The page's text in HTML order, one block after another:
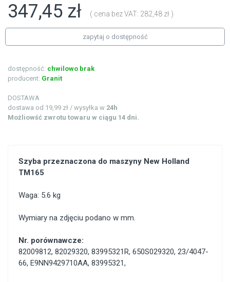
347,45 zł ( cena bez VAT: 282,48 zł )
zapytaj o dostępność
dostępność: chwilowo brak
producent: Granit
DOSTAWA
dostawa od 19,99 zł / wysyłka w 24h
Możliowść zwrotu towaru w ciągu 14 dni.
Szyba przeznaczona do maszyny New Holland
TM165
Waga: 5.6 kg
Wymiary na zdjęciu podano w mm.
Nr. porównawcze:
82009812, 82029320, 83995321R, 650S029320, 23/4047-
66, E9NN9429710AA, 83995321,